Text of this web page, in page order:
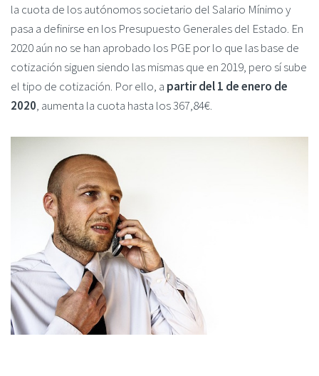
la cuota de los autónomos societario del Salario Mínimo y
pasa a definirse en los Presupuesto Generales del Estado. En
2020 aún no se han aprobado los PGE por lo que las base de
cotización siguen siendo las mismas que en 2019, pero sí sube
el tipo de cotización. Por ello, a partir del 1 de enero de
2020, aumenta la cuota hasta los 367,84€.